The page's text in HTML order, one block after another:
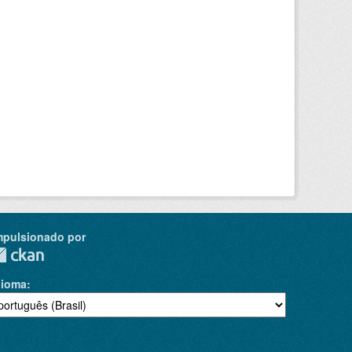
por